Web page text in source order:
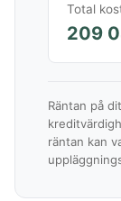
Total
209
Räntan på
räntan kan